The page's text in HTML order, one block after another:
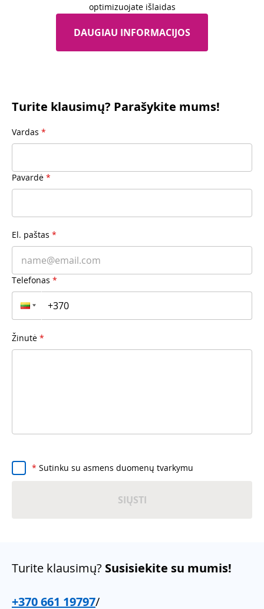
optimizuojate išlaidas
DAUGIAU INFORMACIJOS
Turite klausimų? Parašykite mums!
Vardas *
Pavardė *
El. paštas *
Telefonas *
Žinutė *
* Sutinku su asmens duomenų tvarkymu
SIŲSTI
Turite klausimų? Susisiekite su mumis!
+370 661 19797/